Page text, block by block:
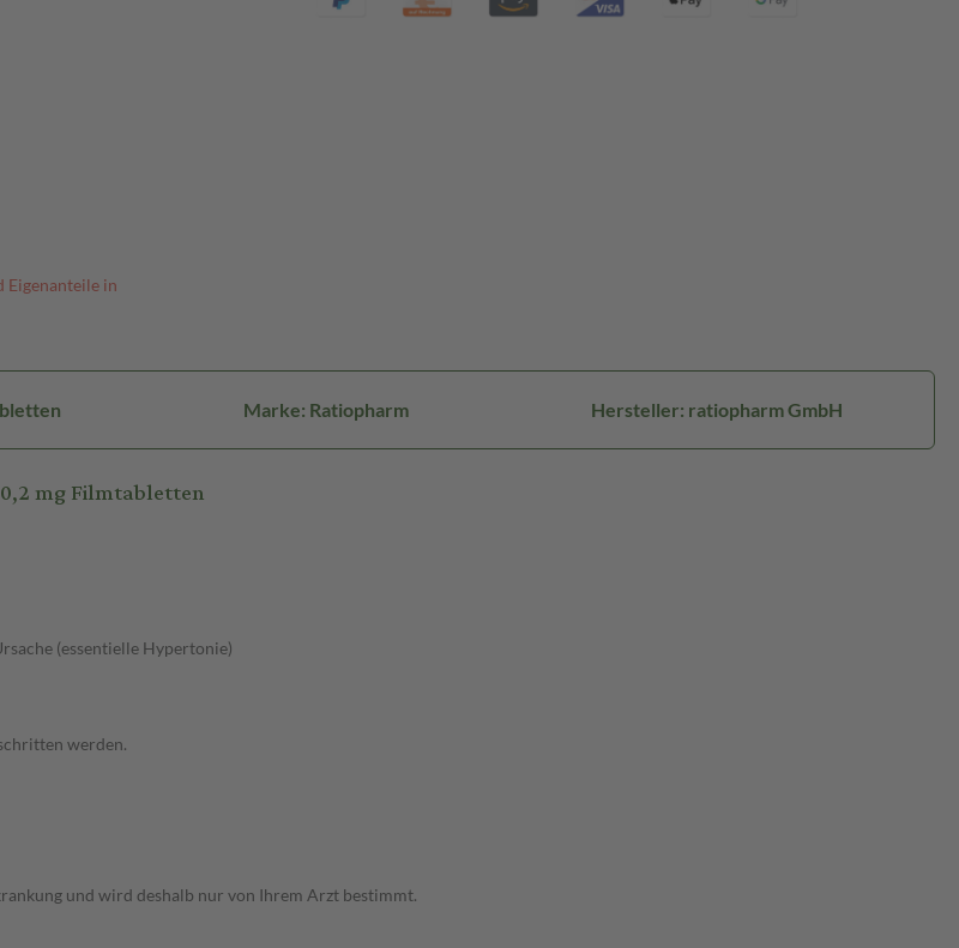
Eigenanteile in
Marke: Ratiopharm Hersteller: ratiopharm GmbH
mg Filmtabletten
(essentielle Hypertonie)
werden.
und wird deshalb nur von Ihrem Arzt bestimmt.